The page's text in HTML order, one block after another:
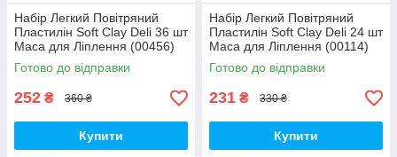
Набір Легкий Повітряний
Пластилін Soft Clay Deli 36 шт
Маса для Ліплення (00456)
Готово до відправки
252 ₴ 360 ₴
Купити
Набір Легкий Повітряний
Пластилін Soft Clay Deli 24 шт
Маса для Ліплення (00114)
Готово до відправки
231 ₴ 330 ₴
Купити